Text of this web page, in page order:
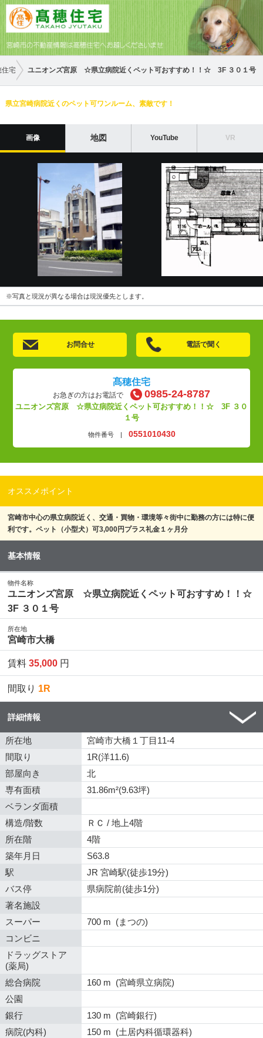
住宅 ユニオンズ宮原 ☆県立病院近くペット可おすすめ！！☆ 3F ３０１号
県立宮崎病院近くのペット可ワンルーム、素敵です！
画像 地図 YouTube VR
※写真と現況が異なる場合は現況優先とします。
お問合せ 電話で聞く
髙穂住宅
お急ぎの方はお電話で 0985-24-8787
ユニオンズ宮原 ☆県立病院近くペット可おすすめ！！☆ 3F ３０
１号
物件番号 | 0551010430
オススメポイント
宮崎市中心の県立病院近く、交通・買物・環境等々街中に勤務の方には特に便
利です。ペット（小型犬）可3,000円プラス礼金１ヶ月分
基本情報
物件名称
ユニオンズ宮原 ☆県立病院近くペット可おすすめ！！☆
3F ３０１号
所在地
宮崎市大橋
賃料35,000 円
間取り 1R
詳細情報
所在地
宮崎市大橋１丁目11-4
間取り
1R(洋11.6)
部屋向き
北
専有面積
31.86m²(9.63坪)
ベランダ面積
構造/階数
ＲＣ / 地上4階
所在階
4階
築年月日
S63.8
駅
JR 宮崎駅(徒歩19分)
バス停
県病院前(徒歩1分)
著名施設
スーパー
700 m (まつの)
コンビニ
ドラッグストア
(薬局)
総合病院
160 m (宮崎県立病院)
公園
銀行
130 m (宮崎銀行)
病院(内科)
150 m (土居内科循環器科)